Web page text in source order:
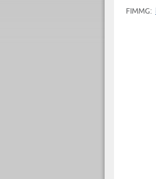
FIMMG: